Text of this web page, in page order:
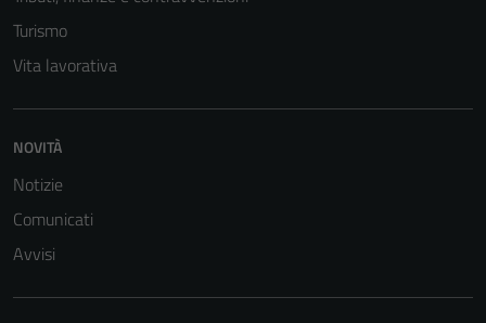
Turismo
Vita lavorativa
NOVITÀ
Notizie
Comunicati
Avvisi
Questi cookie